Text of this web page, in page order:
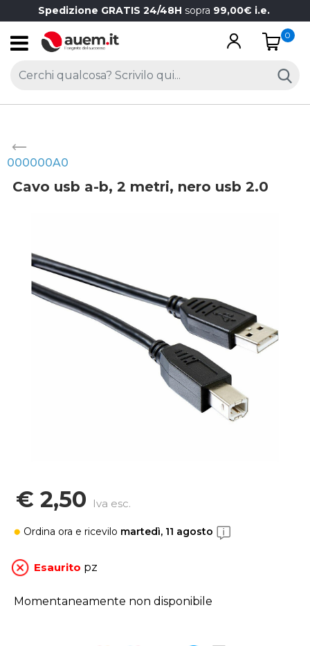
Spedizione GRATIS 24/48H sopra 99,00€ i.e.
Open
0
000000A0
Cavo usb a-b, 2 metri, nero usb 2.0
€ 2,50 Iva esc.
Ordina ora e ricevilo martedì, 11 agosto
Esaurito pz
Momentaneamente non disponibile